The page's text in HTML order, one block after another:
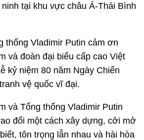
tại khu vực châu Á-Thái Bình
thống Vladimir Putin cảm ơn
và đoàn đại biểu cấp cao Việt
kỷ niệm 80 năm Ngày Chiến
vệ quốc vĩ đại.
và Tổng thống Vladimir Putin
đổi một cách xây dựng, cởi mở
tôn trọng lẫn nhau và hài hòa